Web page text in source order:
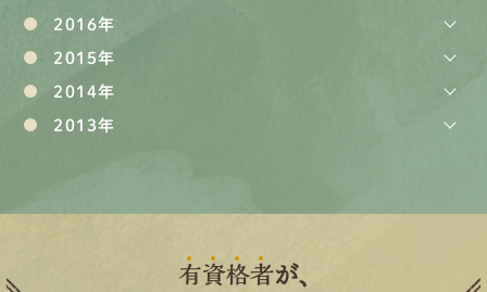
2016年
2015年
2014年
2013年
有資格者が、